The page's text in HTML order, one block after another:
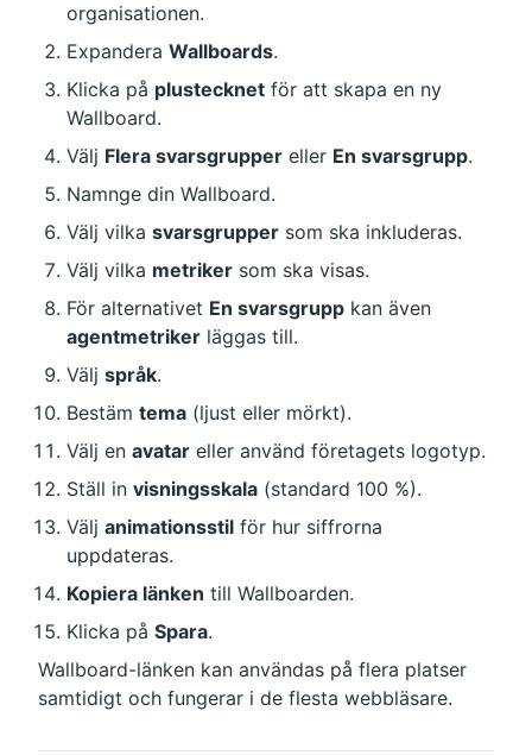
organisationen.
Expandera Wallboards.
Klicka på plustecknet för att skapa en ny
Wallboard.
Välj Flera svarsgrupper eller En svarsgrupp.
Namnge din Wallboard.
Välj vilka svarsgrupper som ska inkluderas.
Välj vilka metriker som ska visas.
För alternativet En svarsgrupp kan även
agentmetriker läggas till.
Välj språk.
Bestäm tema (ljust eller mörkt).
Välj en avatar eller använd företagets logotyp.
Ställ in visningsskala (standard 100 %).
Välj animationsstil för hur siffrorna
uppdateras.
Kopiera länken till Wallboarden.
Klicka på Spara.
Wallboard-länken kan användas på flera platser
samtidigt och fungerar i de flesta webbläsare.